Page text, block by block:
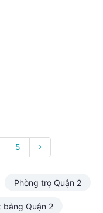
5
Phòng trọ Quận 2
bằng Quận 2